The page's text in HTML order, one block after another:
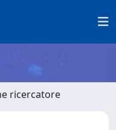
ricercatore